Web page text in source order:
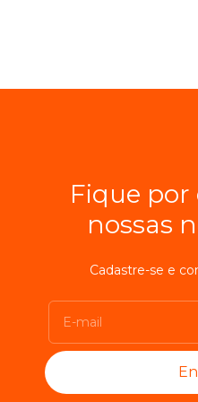
Fique
nossas
Cadastre-se e